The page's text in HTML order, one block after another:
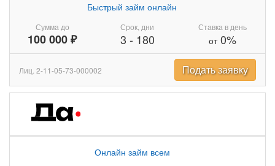
Сумма до
100 000 ₽
Быстрый займ онлайн
Срок, дни
3 - 180
Ставка в день
от0%
Лиц. 2-11-05-73-000002 Подать заявку
Онлайн займ всем